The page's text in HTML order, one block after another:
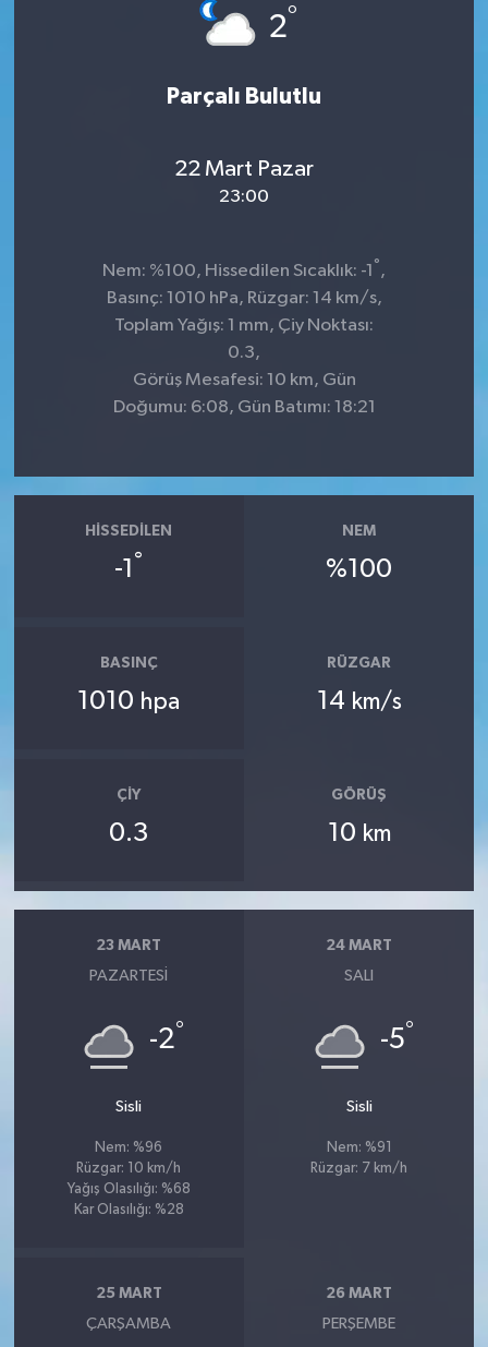
2°
Parçalı Bulutlu
22 Mart Pazar
23:00
Nem: %100, Hissedilen Sıcaklık: -1 ° ,
Basınç: 1010 hPa, Rüzgar: 14 km/s,
Toplam Yağış: 1 mm, Çiy Noktası:
0.3,
Görüş Mesafesi: 10 km, Gün
Doğumu: 6:08, Gün Batımı: 18:21
HISSEDILEN
-1 °
NEM
%100
BASINÇ
1010 hpa
RÜZGAR
14 km/s
ÇIY
0.3
GÖRÜŞ
10 km
23 MART
PAZARTESI
-2°
Sisli
Nem: %96
Rüzgar: 10 km/h
Yağış Olasılığı: %68
Kar Olasılığı: %28
24 MART
SALI
-5°
Sisli
Nem: %91
Rüzgar: 7 km/h
25 MART
ÇARŞAMBA
26 MART
PERŞEMBE